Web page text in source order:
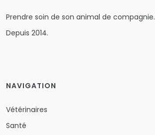
Prendre soin de son animal de compagnie.
Depuis 2014.
NAVIGATION
Vétérinaires
Santé